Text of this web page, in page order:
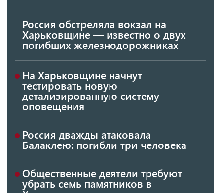
Россия обстреляла вокзал на
Харьковщине — известно о двух
погибших железнодорожниках
На Харьковщине начнут
тестировать новую
детализированную систему
оповещения
Россия дважды атаковала
Балаклею: погибли три человека
Общественные деятели требуют
убрать семь памятников в